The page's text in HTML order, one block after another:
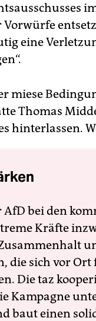
Vorwürfe
eine
miese
Thomas
hinterlassen.
bei den
Kräfte
die sich vor Ort
Die taz
Kampagne
baut einen